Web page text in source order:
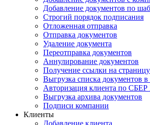
Добавление документов по
Строгий порядок подписания
Отложенная отправка
Отправка документов
Удаление документа
Переотправка документов
Аннулирование документов
Получение ссылки на
Выгрузка списка документов в
Авторизация клиента по СБЕР
Выгрузка архива документов
Подписи компании
Клиенты
Добавление клиента